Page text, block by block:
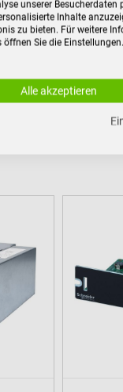
Ersatzakku
USV,
Altakkus
unserer Besucherdaten
Inhalte
zu bieten. Für weitere
Sie die Einstellungen.
Alle akzeptieren